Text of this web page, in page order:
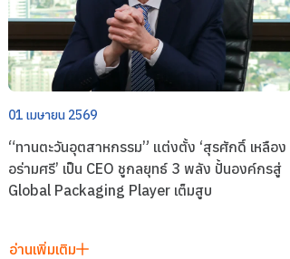
01 เมษายน 2569
“ทานตะวันอุตสาหกรรม” แต่งตั้ง ‘สุรศักดิ์ เหลือง
อร่ามศรี’ เป็น CEO ชูกลยุทธ์ 3 พลัง ปั้นองค์กรสู่
Global Packaging Player เต็มสูบ
อ่านเพิ่มเติม